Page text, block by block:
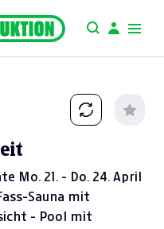
Mo. 21. - Do. 24. April
Sauna mit
- Pool mit